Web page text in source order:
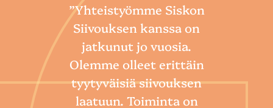
”Yhteistyömme Siskon
Siivouksen kanssa on
jatkunut jo vuosia.
Olemme olleet erittäin
tyytyväisiä siivouksen
laatuun. Toiminta on